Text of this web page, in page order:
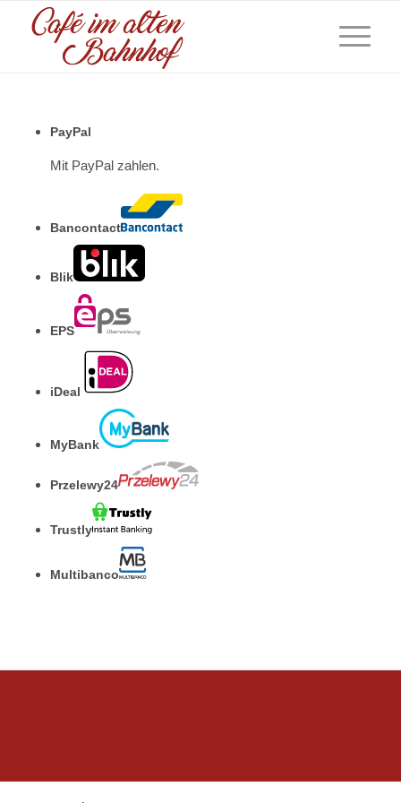
PayPal
Mit PayPal zahlen.
Bancontact
Blik
EPS
iDeal
MyBank
Przelewy24
Trustly
Multibanco